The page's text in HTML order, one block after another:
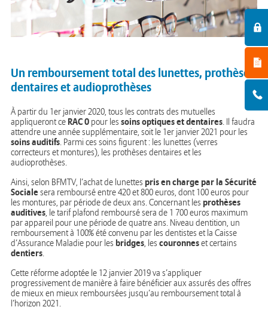
Un remboursement total des lunettes, prothèses
dentaires et audioprothèses
À partir du 1er janvier 2020, tous les contrats des mutuelles
appliqueront ce RAC 0 pour les soins optiques et dentaires. Il faudra
attendre une année supplémentaire, soit le 1er janvier 2021 pour les
soins auditifs. Parmi ces soins figurent : les lunettes (verres
correcteurs et montures), les prothèses dentaires et les
audioprothèses.
Ainsi, selon BFMTV, l’achat de lunettes pris en charge par la Sécurité
Socialesera remboursé entre 420 et 800 euros, dont 100 euros pour
les montures, par période de deux ans. Concernant les prothèses
auditives, le tarif plafond remboursé sera de 1 700 euros maximum
par appareil pour une période de quatre ans. Niveau dentition, un
remboursement à 100% été convenu par les dentistes et la Caisse
d’Assurance Maladie pour les bridges, les couronneset certains
dentiers.
Cette réforme adoptée le 12 janvier 2019 va s’appliquer
progressivement de manière à faire bénéficier aux assurés des offres
de mieux en mieux remboursées jusqu’au remboursement total à
l’horizon 2021.